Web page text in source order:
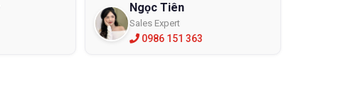
Ngọc Tiên
Sales Expert
0986 151 363